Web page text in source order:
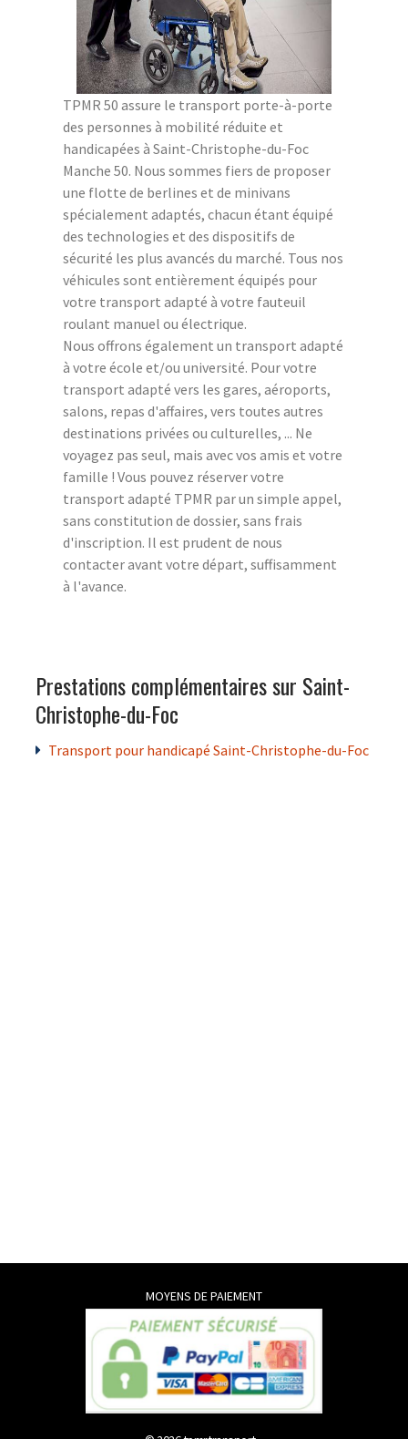
TPMR 50 assure le transport porte-à-porte
des personnes à mobilité réduite et
handicapées à Saint-Christophe-du-Foc
Manche 50. Nous sommes fiers de proposer
une flotte de berlines et de minivans
spécialement adaptés, chacun étant équipé
des technologies et des dispositifs de
sécurité les plus avancés du marché. Tous nos
véhicules sont entièrement équipés pour
votre transport adapté à votre fauteuil
roulant manuel ou électrique.
Nous offrons également un transport adapté
à votre école et/ou université. Pour votre
transport adapté vers les gares, aéroports,
salons, repas d'affaires, vers toutes autres
destinations privées ou culturelles, ... Ne
voyagez pas seul, mais avec vos amis et votre
famille ! Vous pouvez réserver votre
transport adapté TPMR par un simple appel,
sans constitution de dossier, sans frais
d'inscription. Il est prudent de nous
contacter avant votre départ, suffisamment
à l'avance.
Prestations complémentaires sur Saint-
Christophe-du-Foc
Transport pour handicapé Saint-Christophe-du-Foc
MOYENS DE PAIEMENT